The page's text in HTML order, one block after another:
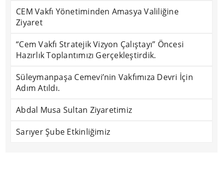
CEM Vakfı Yönetiminden Amasya Valiliğine
Ziyaret
“Cem Vakfı Stratejik Vizyon Çalıştayı” Öncesi
Hazırlık Toplantımızı Gerçekleştirdik.
Süleymanpaşa Cemevi’nin Vakfımıza Devri İçin
Adım Atıldı.
Abdal Musa Sultan Ziyaretimiz
Sarıyer Şube Etkinliğimiz